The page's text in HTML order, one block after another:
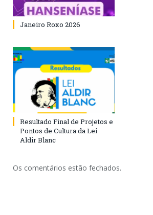
Janeiro Roxo 2026
Resultado Final de Projetos e
Pontos de Cultura da Lei
Aldir Blanc
Os comentários estão fechados.